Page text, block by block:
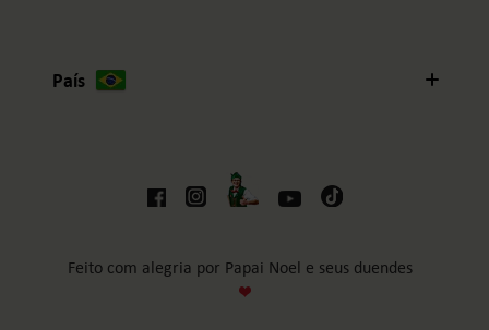
País
Feito com alegria por Papai Noel e seus duendes